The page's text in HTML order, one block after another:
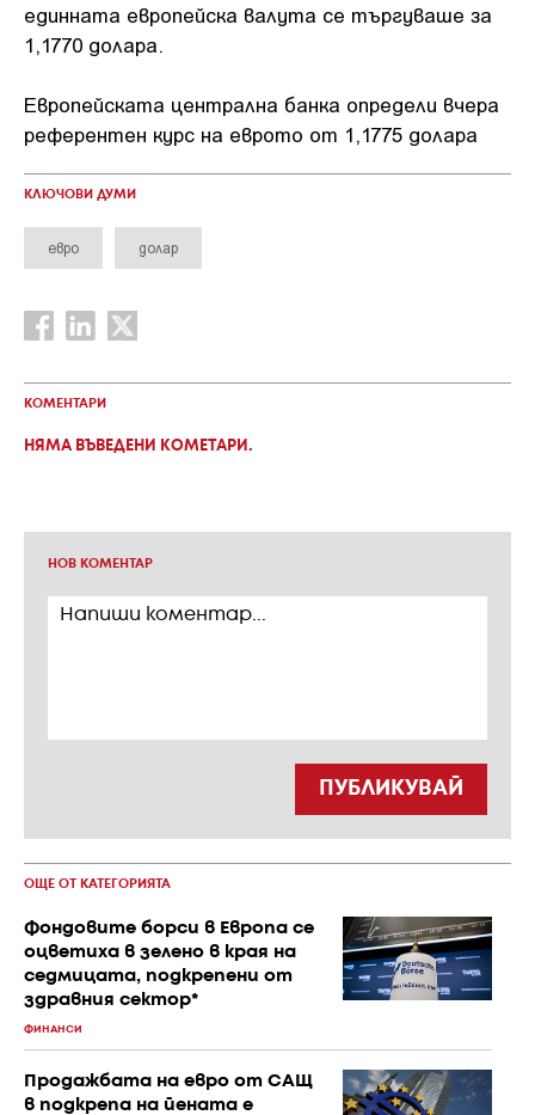
единната европейска валута се търгуваше за
1,1770 долара.
Европейската централна банка определи вчера
референтен курс на еврото от 1,1775 долара
КЛЮЧОВИ ДУМИ
евро долар
КОМЕНТАРИ
НЯМА ВЪВЕДЕНИ КОМЕТАРИ.
НОВ КОМЕНТАР
ПУБЛИКУВАЙ
ОЩЕ ОТ КАТЕГОРИЯТА
Фондовите борси в Европа се
оцветиха в зелено в края на
седмицата, подкрепени от
здравния сектор*
ФИНАНСИ
Продажбата на евро от САЩ
в подкрепа на йената е